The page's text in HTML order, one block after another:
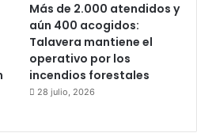
Más de 2.000 atendidos y
aún 400 acogidos:
Talavera mantiene el
operativo por los
incendios forestales
28 julio, 2026